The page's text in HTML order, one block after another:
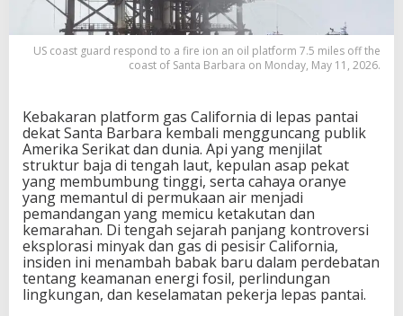
a
l
f
i
a
D
e
k
a
t
S
a
n
t
a
US coast guard respond to a fire ion an oil platform 7.5 miles off the
coast of Santa Barbara on Monday, May 11, 2026.
Kebakaran platform gas California di lepas pantai
dekat Santa Barbara kembali mengguncang publik
Amerika Serikat dan dunia. Api yang menjilat
struktur baja di tengah laut, kepulan asap pekat
yang membumbung tinggi, serta cahaya oranye
yang memantul di permukaan air menjadi
pemandangan yang memicu ketakutan dan
kemarahan. Di tengah sejarah panjang kontroversi
eksplorasi minyak dan gas di pesisir California,
insiden ini menambah babak baru dalam perdebatan
tentang keamanan energi fosil, perlindungan
lingkungan, dan keselamatan pekerja lepas pantai.